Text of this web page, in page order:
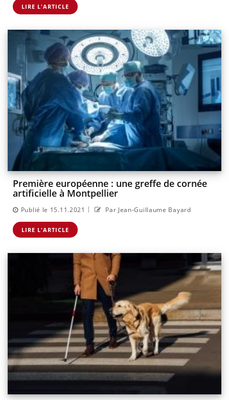
LIRE L'ARTICLE
Première européenne : une greffe de cornée
artificielle à Montpellier
Publié le 15.11.2021 | Par Jean-Guillaume Bayard
LIRE L'ARTICLE